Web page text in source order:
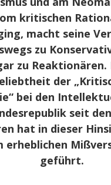
kritischen
macht seine
zu
zu Reaktionären.
der
bei den
seit
hat in dieser
erheblichen
geführt.